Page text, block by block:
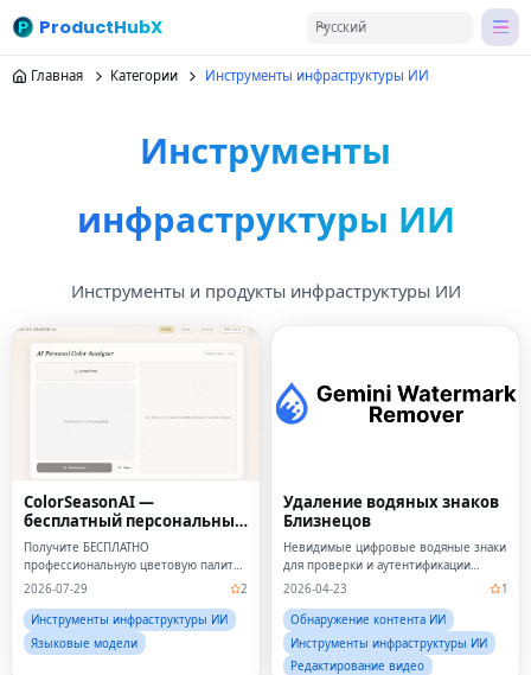
ProductHubX Русский
Главная Категории Инструменты инфраструктуры ИИ
Инструменты
инфраструктуры ИИ
Инструменты и продукты инфраструктуры ИИ
ColorSeasonAI —
бесплатный персональный
анализ цвета с
использованием
искусственного
интеллекта
Получите БЕСПЛАТНО
профессиональную цветовую палитру
из 12 сезонов за считанные
требуется!
2026-07-29
2
Инструменты инфраструктуры ИИ
Языковые модели
Удаление водяных знаков
Близнецов
Невидимые цифровые водяные знаки
для проверки и аутентификации
текста, сгенерированного
2026-04-23
1
Обнаружение контента ИИ
Инструменты инфраструктуры ИИ
Редактирование видео